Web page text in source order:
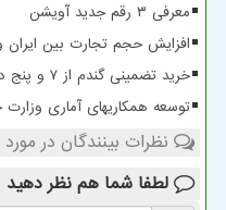
معرفی ۳ رقم جدید آویشن
افزایش حجم تجارت بین ایران و پاکستان
خرید تضمینی گندم از ۷ و پنج دهم میلیون تن گذشت
توسعه همکاریهای آماری وزارت
نظرات بینندگان در
لطفا شما هم نظر دهید